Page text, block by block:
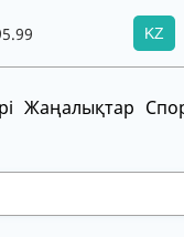
100.41KZ
Жаңалықтар